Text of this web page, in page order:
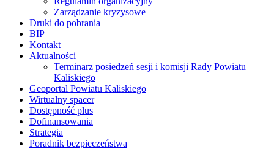
Zarządzanie kryzysowe
Druki do pobrania
BIP
Kontakt
Aktualności
Terminarz posiedzeń sesji i komisji Rady Powiatu
Kaliskiego
Geoportal Powiatu Kaliskiego
Wirtualny spacer
Dostępność plus
Dofinansowania
Strategia
Poradnik bezpieczeństwa